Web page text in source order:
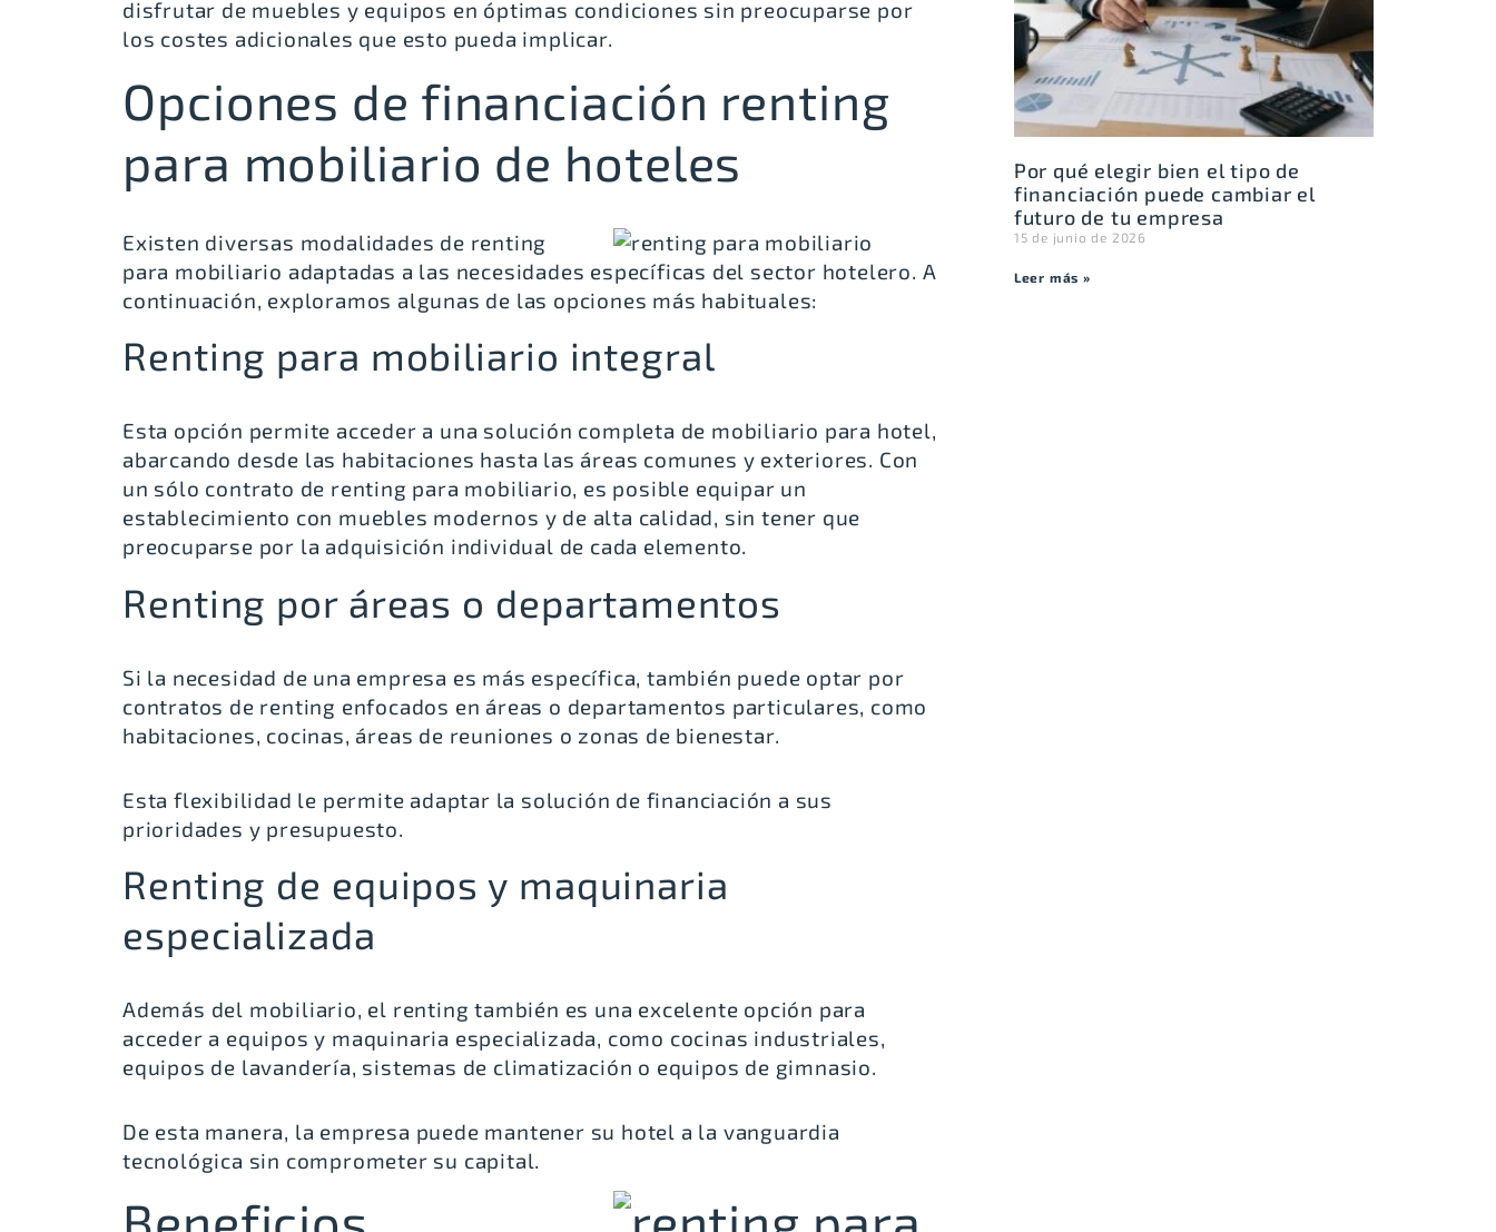
disfrutar de muebles y equipos en óptimas condiciones sin preocuparse por
los costes adicionales que esto pueda implicar.
Opciones de financiación renting
para mobiliario de hoteles
Existen diversas modalidades de renting
para mobiliario adaptadas a las necesidades específicas del sector hotelero. A
continuación, exploramos algunas de las opciones más habituales:
Renting para mobiliario integral
Esta opción permite acceder a una solución completa de mobiliario para hotel,
abarcando desde las habitaciones hasta las áreas comunes y exteriores. Con
un sólo contrato de renting para mobiliario, es posible equipar un
establecimiento con muebles modernos y de alta calidad, sin tener que
preocuparse por la adquisición individual de cada elemento.
Renting por áreas o departamentos
Si la necesidad de una empresa es más específica, también puede optar por
contratos de renting enfocados en áreas o departamentos particulares, como
habitaciones, cocinas, áreas de reuniones o zonas de bienestar.
Esta flexibilidad le permite adaptar la solución de financiación a sus
prioridades y presupuesto.
Renting de equipos y maquinaria
especializada
Además del mobiliario, el renting también es una excelente opción para
acceder a equipos y maquinaria especializada, como cocinas industriales,
equipos de lavandería, sistemas de climatización o equipos de gimnasio.
De esta manera, la empresa puede mantener su hotel a la vanguardia
tecnológica sin comprometer su capital.
Por qué elegir bien el tipo de
financiación puede cambiar el
futuro de tu empresa
15 de junio de 2026
Leer más »